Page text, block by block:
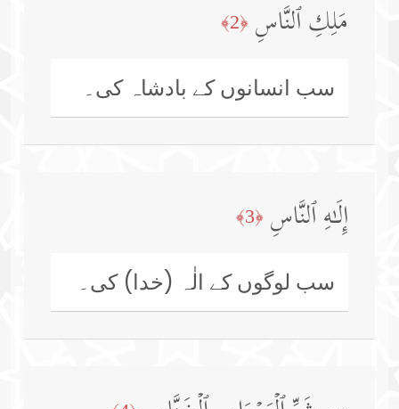
مَلِكِ ٱلنَّاسِ ﴿2﴾
سب انسانوں کے بادشاہ کی۔
إِلَـٰهِ ٱلنَّاسِ ﴿3﴾
سب لوگوں کے الٰہ (خدا) کی۔